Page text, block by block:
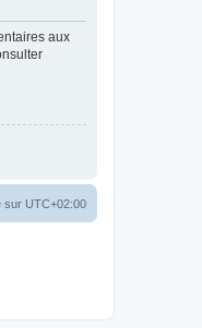
aux
sur UTC+02:00